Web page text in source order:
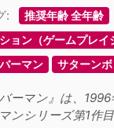
: 推奨年齢 全年齢
ョン（ゲームプレイ
ーマン サターン
バーマン』は、
ンシリーズ第1作